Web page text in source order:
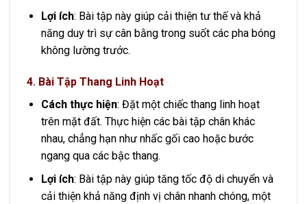
Lợi ích: Bài tập này giúp cải thiện tư thế và khả
năng duy trì sự cân bằng trong suốt các pha bóng
không lường trước.
4. Bài Tập Thang Linh Hoạt
Cách thực hiện: Đặt một chiếc thang linh hoạt
trên mặt đất. Thực hiện các bài tập chân khác
nhau, chẳng hạn như nhấc gối cao hoặc bước
ngang qua các bậc thang.
Lợi ích: Bài tập này giúp tăng tốc độ di chuyển và
cải thiện khả năng định vị chân nhanh chóng, một